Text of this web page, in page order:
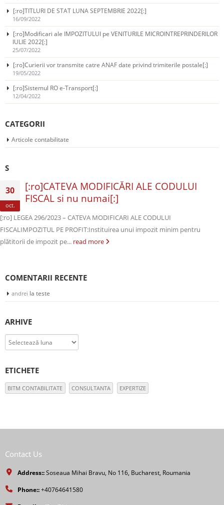
[:ro]TITLURI DE STAT LUNA SEPTEMBRIE 2022[:]
16/09/2022
[:ro]Modificari ale IMPOZITULUI pe VENITURILE MICROINTREPRINDERILOR
IULIE 2022[:]
25/07/2022
[:ro]Curierii vor transmite catre ANAF date privind trimiterile postale[:]
19/05/2022
[:ro]Sistemul RO e-Transport[:]
12/04/2022
CATEGORII
Articole contabilitate
S
30
oct.
[:ro]CATEVA MODIFICĂRI ALE CODULUI
FISCAL si nu numai[:]
[:ro] LEGEA 296/2023 – CATEVA MODIFICARI ALE CODULUI
FISCALIMPOZITUL PE PROFIT:Instituirea unui impozit minim pentru
plătitorii de impozit pe... read more
COMENTARII RECENTE
andrei la teste
ARHIVE
Arhive
ETICHETE
BITM CONTABILITATE CONSULTANTA EXPERTIZE
Contact Us
Address::Soseaua Mihai Bravu, No 116, Bucharest, Roumania
Phone::+40764641580